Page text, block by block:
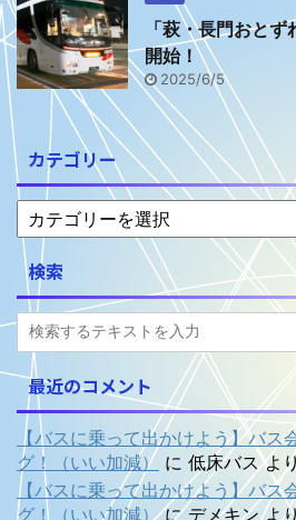
「萩・長門おと
開始！
2025/6/5
カテゴリー
検索
最近のコメント
【バスに乗って出かけよう】バス
グ！（いい加減） に 低床バスより
【バスに乗って出かけよう】バス
グ！（いい加減）にデメキンより